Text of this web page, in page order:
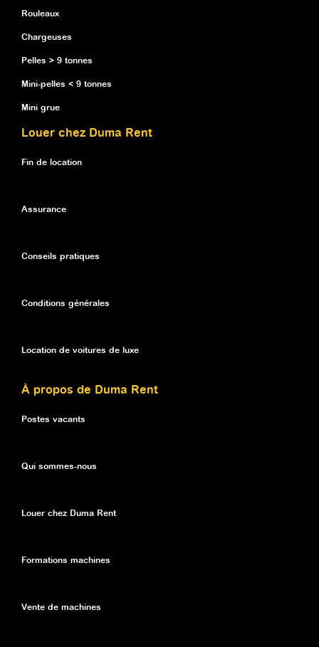
Rouleaux
Chargeuses
Pelles > 9 tonnes
Mini-pelles < 9 tonnes
Mini grue
Louer chez Duma Rent
Fin de location
Assurance
Conseils pratiques
Conditions générales
Location de voitures de luxe
À propos de Duma Rent
Postes vacants
Qui sommes-nous
Louer chez Duma Rent
Formations machines
Vente de machines